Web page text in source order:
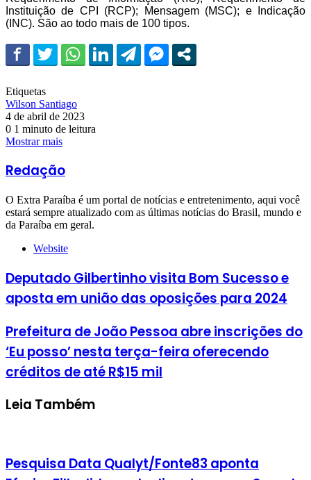
Instituição de CPI (RCP); Mensagem (MSC); e Indicação
(INC). São ao todo mais de 100 tipos.
Etiquetas
Wilson Santiago
4 de abril de 2023
0 1 minuto de leitura
Mostrar mais
Redação
O Extra Paraíba é um portal de notícias e entretenimento, aqui você
estará sempre atualizado com as últimas notícias do Brasil, mundo e
da Paraíba em geral.
Website
Deputado Gilbertinho visita Bom Sucesso e
aposta em união das oposições para 2024
Prefeitura de João Pessoa abre inscrições do
‘Eu posso’ nesta terça-feira oferecendo
créditos de até R$15 mil
Leia Também
Pesquisa Data Qualyt/Fonte83 aponta